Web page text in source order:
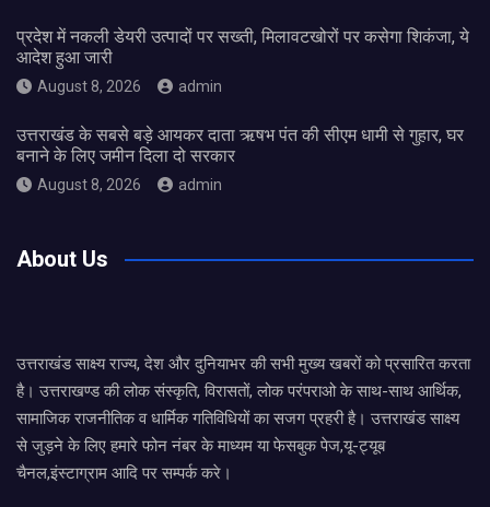
प्रदेश में नकली डेयरी उत्पादों पर सख्ती, मिलावटखोरों पर कसेगा शिकंजा, ये
आदेश हुआ जारी
August 8, 2026 admin
उत्तराखंड के सबसे बड़े आयकर दाता ऋषभ पंत की सीएम धामी से गुहार, घर
बनाने के लिए जमीन दिला दो सरकार
August 8, 2026 admin
About Us
उत्तराखंड साक्ष्य राज्य, देश और दुनियाभर की सभी मुख्य खबरों को प्रसारित करता
है। उत्तराखण्ड की लोक संस्कृति, विरासतों, लोक परंपराओ के साथ-साथ आर्थिक,
सामाजिक राजनीतिक व धार्मिक गतिविधियों का सजग प्रहरी है। उत्तराखंड साक्ष्य
से जुड़ने के लिए हमारे फोन नंबर के माध्यम या फेसबुक पेज,यू-ट्यूब
चैनल,इंस्टाग्राम आदि पर सम्पर्क करे।